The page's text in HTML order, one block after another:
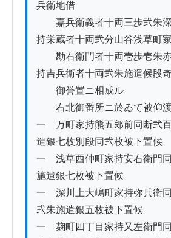
兵衛地借
嘉兵衛義者十両三歩弐朱深
持栄蔵者十両弐分山谷浅草町
勘右衛門者十両壱歩壱朱赤
持吉兵衛者十両弐朱施遣候段
御誉置ニ相成ル
右北御番所ニ於ゐて被仰
一　万町家持熊五郎前同断弐
遣銀七枚別段同弐枚被下置候
一　浅草西仲町家持安右衛門
施遣銀七枚被下置候
一　深川上大嶋町家持弥兵衛
弐朱施遣銀五枚被下置候
一　麹町四丁目家持又左衛門